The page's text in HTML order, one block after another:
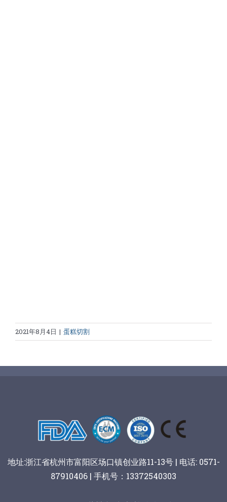
2021年8月4日 | 蛋糕切割
地址:浙江省杭州市富阳区场口镇创业路11-13号 | 电话: 0571-
87910406 | 手机号：13372540303